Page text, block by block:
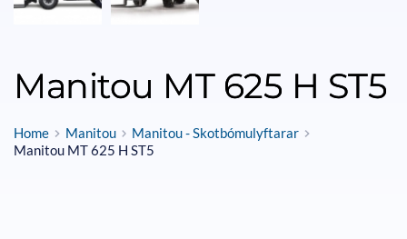
Manitou MT 625 H ST5
Home Manitou
Manitou - Skotbómulyftarar
Manitou MT 625 H ST5